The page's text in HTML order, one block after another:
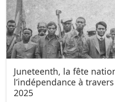
Juneteenth, la fête
l’indépendance à
2025